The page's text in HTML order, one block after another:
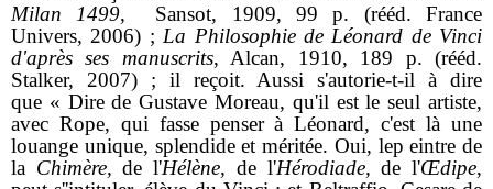
Milan 1499, Sansot, 1909, 99 p. (rééd. France
Univers, 2006) ; La Philosophie de Léonard de Vinci
d'après ses manuscrits, Alcan, 1910, 189 p. (rééd.
Stalker, 2007) ; il reçoit. Aussi s'autorie-t-il à dire
que « Dire de Gustave Moreau, qu'il est le seul artiste,
avec Rope, qui fasse penser à Léonard, c'est là une
louange unique, splendide et méritée. Oui, lep eintre de
la Chimère, de l'Hélène, de l'Hérodiade, de l'Œdipe,